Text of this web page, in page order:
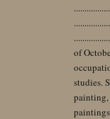
of
studies.
painting,